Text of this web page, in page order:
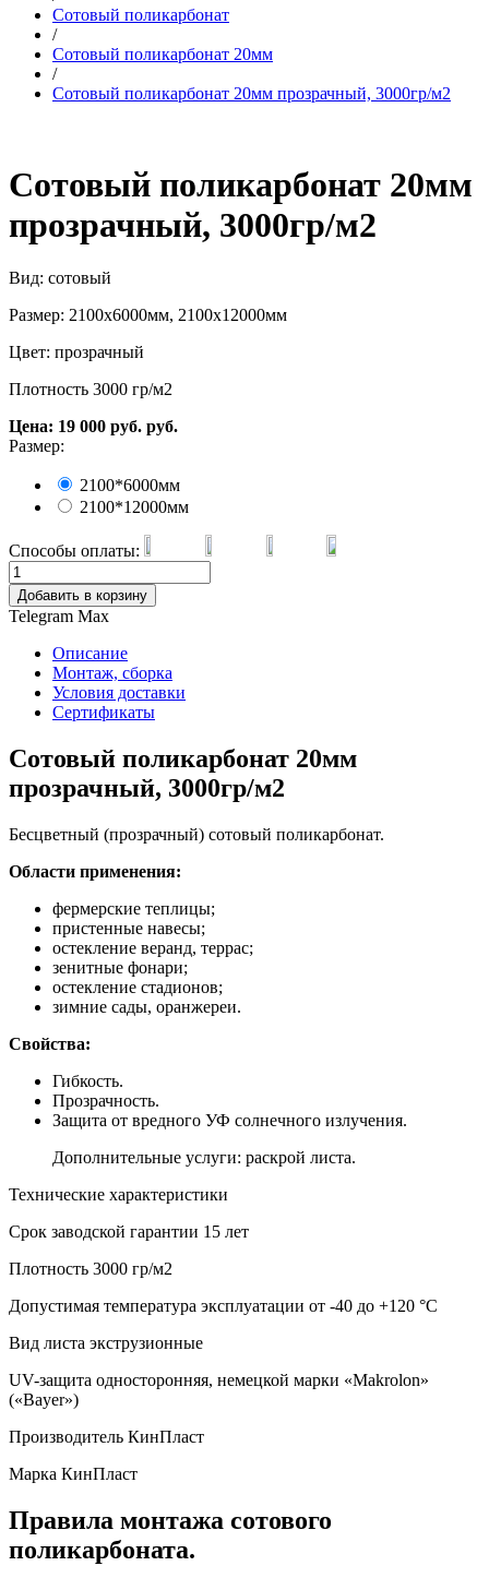
Сотовый поликарбонат
/
Сотовый поликарбонат 20мм
/
Сотовый поликарбонат 20мм прозрачный, 3000гр/м2
Сотовый поликарбонат 20мм
прозрачный, 3000гр/м2
Вид: сотовый
Размер: 2100х6000мм, 2100х12000мм
Цвет: прозрачный
Плотность 3000 гр/м2
Цена: 19 000 руб. руб.
Размер:
2100*6000мм
2100*12000мм
Способы оплаты:
Добавить в корзину
Telegram Max
Описание
Монтаж, сборка
Условия доставки
Сертификаты
Сотовый поликарбонат 20мм
прозрачный, 3000гр/м2
Бесцветный (прозрачный) сотовый поликарбонат.
Области применения:
фермерские теплицы;
пристенные навесы;
остекление веранд, террас;
зенитные фонари;
остекление стадионов;
зимние сады, оранжереи.
Свойства:
Гибкость.
Прозрачность.
Защита от вредного УФ солнечного излучения.
Дополнительные услуги: раскрой листа.
Технические характеристики
Срок заводской гарантии 15 лет
Плотность 3000 гр/м2
Допустимая температура эксплуатации от -40 до +120 °С
Вид листа экструзионные
UV-защита односторонняя, немецкой марки «Makrolon»
(«Bayer»)
Производитель КинПласт
Марка КинПласт
Правила монтажа сотового
поликарбоната.